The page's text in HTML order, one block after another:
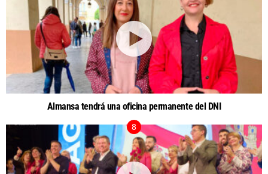
Almansa tendrá una oficina permanente del DNI